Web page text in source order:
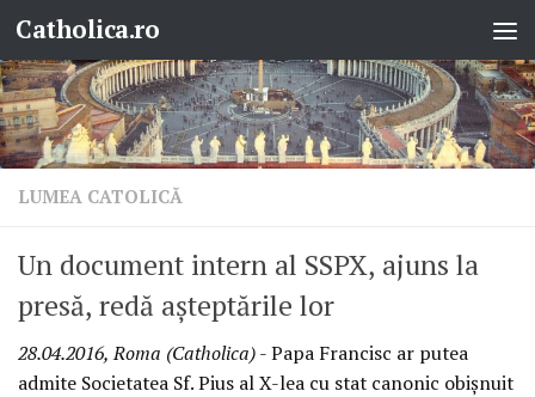
Skip to content
Catholica.ro
LUMEA CATOLICĂ
Un document intern al SSPX, ajuns la
presă, redă așteptările lor
28.04.2016, Roma (Catholica)- Papa Francisc ar putea
admite Societatea Sf. Pius al X-lea cu stat canonic obișnuit